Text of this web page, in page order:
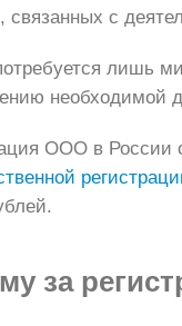
связанных с
лишь
необходимой
ООО в России
за